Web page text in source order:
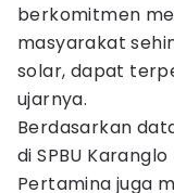
berkomitmen
masyarakat
solar, dapat
ujarnya.
Berdasarkan
di SPBU
Pertamina juga